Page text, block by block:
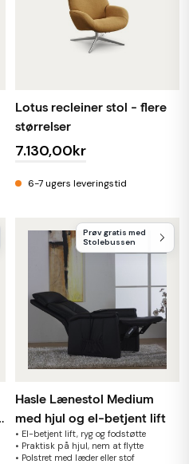
Lotus recleiner stol - flere
størrelser
7.130,00kr
6-7 ugers leveringstid
Prøv gratis med
Stolebussen
Hasle Lænestol Medium
med hjul og el-betjent lift
• El-betjent lift, ryg og fodstøtte
• Praktisk på hjul, nem at flytte
• Polstret med læder eller stof